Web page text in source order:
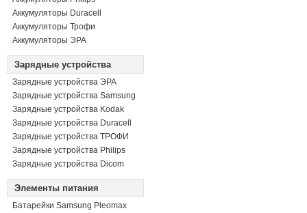
Аккумуляторы Duracell
Аккумуляторы Трофи
Аккумуляторы ЭРА
Зарядные устройства
Зарядные устройства ЭРА
Зарядные устройства Samsung
Зарядные устройства Kodak
Зарядные устройства Duracell
Зарядные устройства ТРОФИ
Зарядные устройства Philips
Зарядные устройства Dicom
Элементы питания
Батарейки Samsung Pleomax